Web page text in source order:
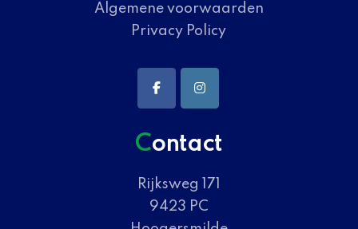
Algemene voorwaarden
Privacy Policy
Contact
Rijksweg 171
9423 PC